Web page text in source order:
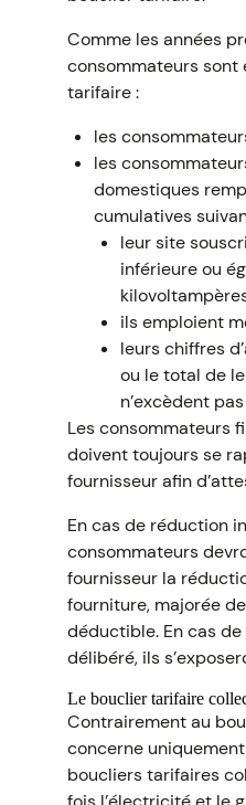
Comme les années
consommateurs sont
tarifaire :
les
les
domestiques
cumulatives
leur site
inférieure ou
ils emploient
leurs chiffres
ou le total de
n’excèdent
Les consommateurs
doivent toujours se
fournisseur afin
En cas de réduction
consommateurs
fournisseur la
fourniture, majorée
déductible. En cas
délibéré, ils
Le bouclier tarifaire
Contrairement au
concerne
boucliers tarifaires